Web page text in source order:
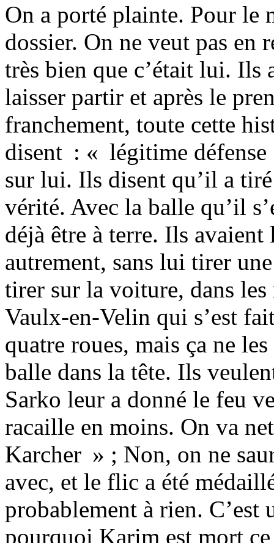
On a porté plainte. Pour le
dossier. On ne veut pas en
très bien que c’était lui.
laisser partir et après le
franchement, toute cette
disent : « légitime défense
sur lui. Ils disent qu’il a
vérité. Avec la balle qu’il
déjà être à terre. Ils avaient
autrement, sans lui tirer
tirer sur la voiture, dans
Vaulx-en-Velin qui s’est
quatre roues, mais ça ne
balle dans la tête. Ils
Sarko leur a donné le feu
racaille en moins. On va
Karcher » ; Non, on ne
avec, et le flic a été
probablement à rien.
pourquoi Karim est mort